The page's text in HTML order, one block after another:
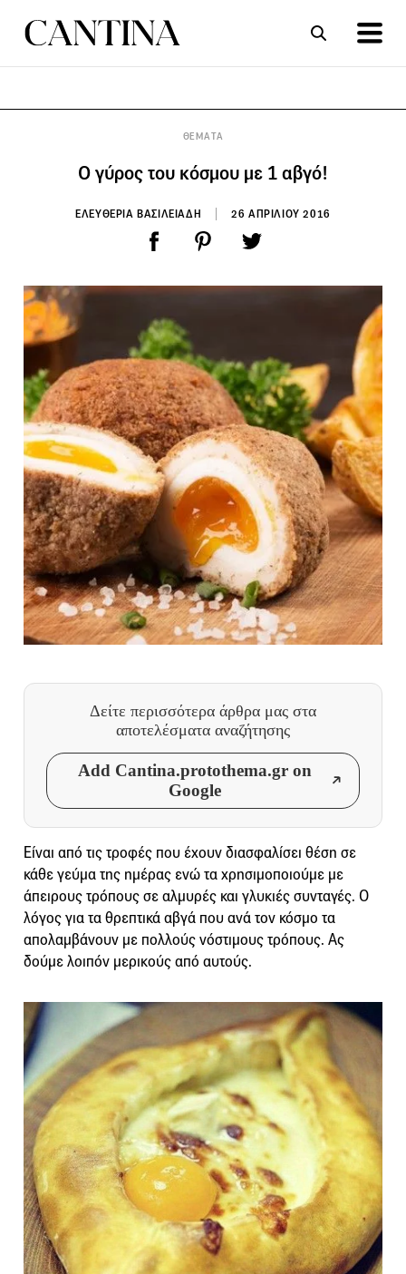
ΘΕΜΑΤΑ
Ο γύρος του κόσμου με 1 αβγό!
ΕΛΕΥΘΕΡΙΑ ΒΑΣΙΛΕΙΑΔΗ 26 ΑΠΡΙΛΙΟΥ 2016
Δείτε περισσότερα άρθρα μας στα
αποτελέσματα αναζήτησης
Add Cantina.protothema.gr on
Google
Είναι από τις τροφές που έχουν διασφαλίσει θέση σε
κάθε γεύμα της ημέρας ενώ τα χρησιμοποιούμε με
άπειρους τρόπους σε αλμυρές και γλυκιές συνταγές. Ο
λόγος για τα θρεπτικά αβγά που ανά τον κόσμο τα
απολαμβάνουν με πολλούς νόστιμους τρόπους. Ας
δούμε λοιπόν μερικούς από αυτούς.